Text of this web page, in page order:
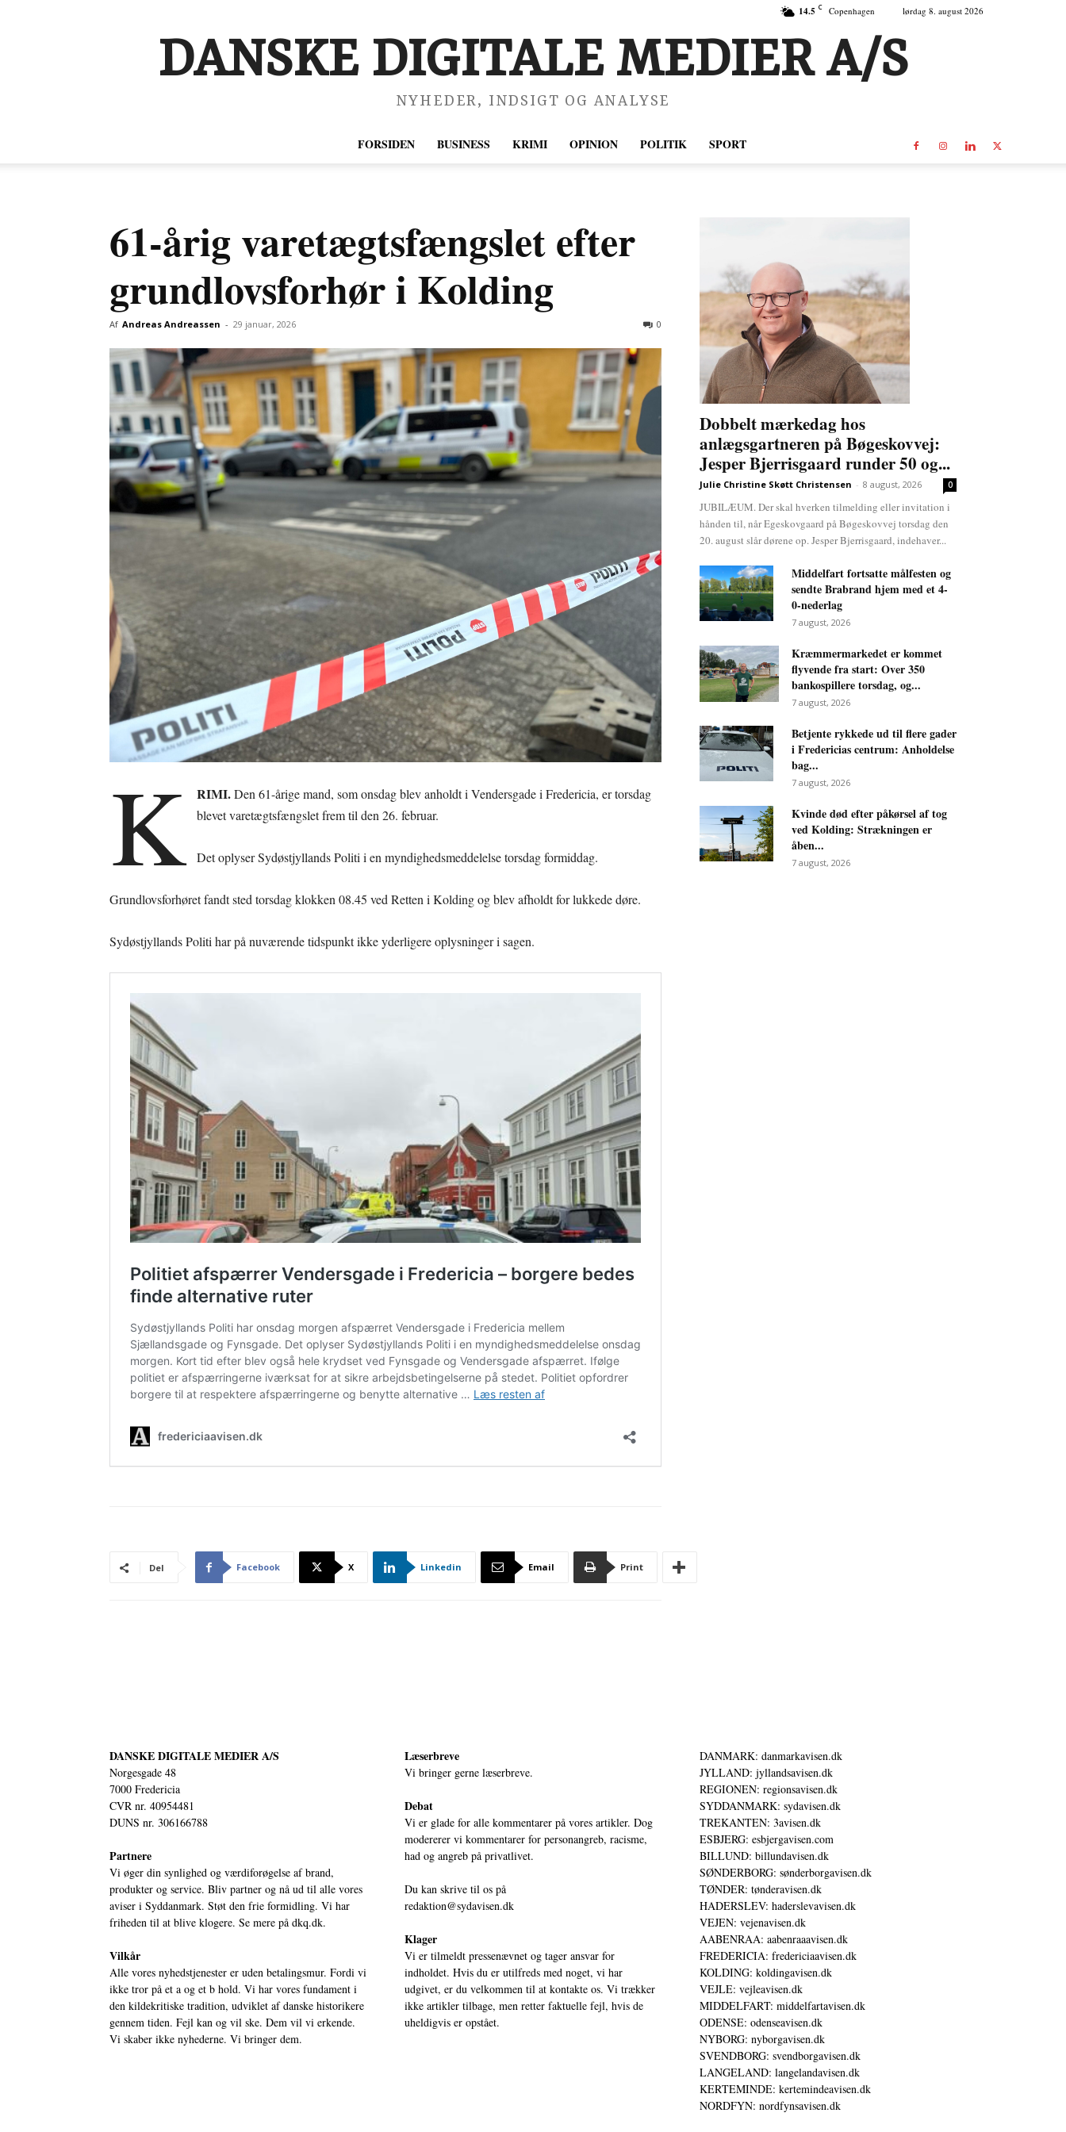
14.5 C Copenhagen lørdag 8. august 2026
DANSKE DIGITALE MEDIER A/S
NYHEDER, INDSIGT OG ANALYSE
FORSIDEN BUSINESS KRIMI OPINION POLITIK SPORT
61-årig varetægtsfængslet efter
grundlovsforhør i Kolding
Af Andreas Andreassen - 29 januar, 2026 0
K RIMI.Den 61-årige mand, som onsdag blev anholdt i Vendersgade i Fredericia, er torsdag
blevet varetægtsfængslet frem til den 26. februar.
Det oplyser Sydøstjyllands Politi i en myndighedsmeddelelse torsdag formiddag.
Grundlovsforhøret fandt sted torsdag klokken 08.45 ved Retten i Kolding og blev afholdt for lukkede døre.
Sydøstjyllands Politi har på nuværende tidspunkt ikke yderligere oplysninger i sagen.
Del Facebook X Linkedin Email Print
Dobbelt mærkedag hos
anlægsgartneren på Bøgeskovvej:
Jesper Bjerrisgaard runder 50 og...
Julie Christine Skøtt Christensen - 8 august, 2026 0
JUBILÆUM. Der skal hverken tilmelding eller invitation i
hånden til, når Egeskovgaard på Bøgeskovvej torsdag den
20. august slår dørene op. Jesper Bjerrisgaard, indehaver...
Middelfart fortsatte målfesten og
sendte Brabrand hjem med et 4-
0-nederlag
7 august, 2026
Kræmmermarkedet er kommet
flyvende fra start: Over 350
bankospillere torsdag, og...
7 august, 2026
Betjente rykkede ud til flere gader
i Fredericias centrum: Anholdelse
bag...
7 august, 2026
Kvinde død efter påkørsel af tog
ved Kolding: Strækningen er
åben...
7 august, 2026
DANSKE DIGITALE MEDIER A/S
Norgesgade 48
7000 Fredericia
CVR nr. 40954481
DUNS nr. 306166788
Partnere
Vi øger din synlighed og værdiforøgelse af brand,
produkter og service. Bliv partner og nå ud til alle vores
aviser i Syddanmark. Støt den frie formidling. Vi har
friheden til at blive klogere. Se mere på dkq.dk.
Vilkår
Alle vores nyhedstjenester er uden betalingsmur. Fordi vi
ikke tror på et a og et b hold. Vi har vores fundament i
den kildekritiske tradition, udviklet af danske historikere
gennem tiden. Fejl kan og vil ske. Dem vil vi erkende.
Vi skaber ikke nyhederne. Vi bringer dem.
Læserbreve
Vi bringer gerne læserbreve.
Debat
Vi er glade for alle kommentarer på vores artikler. Dog
modererer vi kommentarer for personangreb, racisme,
had og angreb på privatlivet.
Du kan skrive til os på
redaktion@sydavisen.dk
Klager
Vi er tilmeldt pressenævnet og tager ansvar for
indholdet. Hvis du er utilfreds med noget, vi har
udgivet, er du velkommen til at kontakte os. Vi trækker
ikke artikler tilbage, men retter faktuelle fejl, hvis de
uheldigvis er opstået.
DANMARK: danmarkavisen.dk
JYLLAND: jyllandsavisen.dk
REGIONEN: regionsavisen.dk
SYDDANMARK: sydavisen.dk
TREKANTEN: 3avisen.dk
ESBJERG: esbjergavisen.com
BILLUND: billundavisen.dk
SØNDERBORG: sønderborgavisen.dk
TØNDER: tønderavisen.dk
HADERSLEV: haderslevavisen.dk
VEJEN: vejenavisen.dk
AABENRAA: aabenraaavisen.dk
FREDERICIA: fredericiaavisen.dk
KOLDING: koldingavisen.dk
VEJLE: vejleavisen.dk
MIDDELFART: middelfartavisen.dk
ODENSE: odenseavisen.dk
NYBORG: nyborgavisen.dk
SVENDBORG: svendborgavisen.dk
LANGELAND: langelandavisen.dk
KERTEMINDE: kertemindeavisen.dk
NORDFYN: nordfynsavisen.dk